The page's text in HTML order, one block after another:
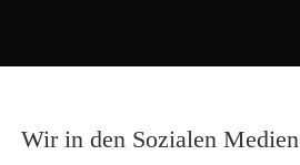
Wir in den Sozialen Medien